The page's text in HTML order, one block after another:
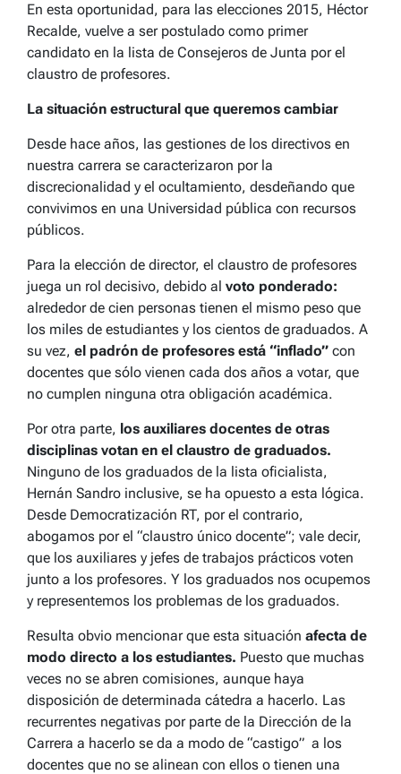
En esta oportunidad, para las elecciones 2015, Héctor
Recalde, vuelve a ser postulado como primer
candidato en la lista de Consejeros de Junta por el
claustro de profesores.
La situación estructural que queremos cambiar
Desde hace años, las gestiones de los directivos en
nuestra carrera se caracterizaron por la
discrecionalidad y el ocultamiento, desdeñando que
convivimos en una Universidad pública con recursos
públicos.
Para la elección de director, el claustro de profesores
juega un rol decisivo, debido al voto ponderado:
alrededor de cien personas tienen el mismo peso que
los miles de estudiantes y los cientos de graduados. A
su vez, el padrón de profesores está “inflado” con
docentes que sólo vienen cada dos años a votar, que
no cumplen ninguna otra obligación académica.
Por otra parte, los auxiliares docentes de otras
disciplinas votan en el claustro de graduados.
Ninguno de los graduados de la lista oficialista,
Hernán Sandro inclusive, se ha opuesto a esta lógica.
Desde Democratización RT, por el contrario,
abogamos por el “claustro único docente”; vale decir,
que los auxiliares y jefes de trabajos prácticos voten
junto a los profesores. Y los graduados nos ocupemos
y representemos los problemas de los graduados.
Resulta obvio mencionar que esta situación afecta de
modo directo a los estudiantes. Puesto que muchas
veces no se abren comisiones, aunque haya
disposición de determinada cátedra a hacerlo. Las
recurrentes negativas por parte de la Dirección de la
Carrera a hacerlo se da a modo de “castigo” a los
docentes que no se alinean con ellos o tienen una